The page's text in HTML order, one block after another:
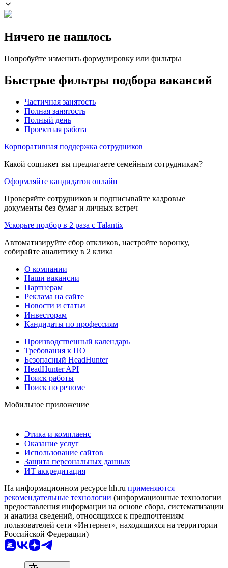
Ничего не нашлось
Попробуйте изменить формулировку или фильтры
Быстрые фильтры подбора вакансий
Частичная занятость
Полная занятость
Полный день
Проектная работа
Корпоративная поддержка сотрудников
Какой соцпакет вы предлагаете семейным сотрудникам?
Оформляйте кандидатов онлайн
Проверяйте сотрудников и подписывайте кадровые
документы без бумаг и личных встреч
Ускорьте подбор в 2 раза с Talantix
Автоматизируйте сбор откликов, настройте воронку,
собирайте аналитику в 2 клика
О компании
Наши вакансии
Партнерам
Реклама на сайте
Новости и статьи
Инвесторам
Кандидаты по профессиям
Производственный календарь
Требования к ПО
Безопасный HeadHunter
HeadHunter API
Поиск работы
Поиск по резюме
Мобильное приложение
Этика и комплаенс
Оказание услуг
Использование сайтов
Защита персональных данных
ИТ аккредитация
На информационном ресурсе hh.ru применяются
рекомендательные технологии (информационные технологии
предоставления информации на основе сбора, систематизации
и анализа сведений, относящихся к предпочтениям
пользователей сети «Интернет», находящихся на территории
Российской Федерации)